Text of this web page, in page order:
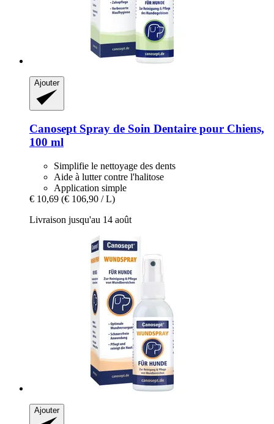
Ajouter
Canosept Spray de Soin Dentaire pour Chiens,
100 ml
Simplifie le nettoyage des dents
Aide à lutter contre l'halitose
Application simple
€ 10,69 (€ 106,90 / L)
Livraison jusqu'au 14 août
Ajouter